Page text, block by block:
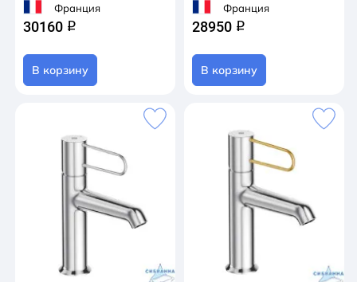
Франция
30160 q
В корзину
Франция
28950 q
В корзину